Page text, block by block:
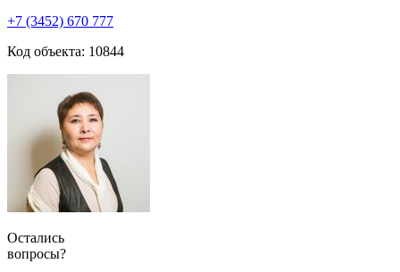
+7 (3452) 670 777
Код объекта: 10844
Остались
вопросы?